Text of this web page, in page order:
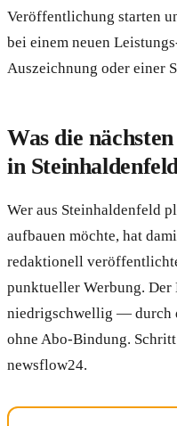
Veröffentlichung starten
bei einem neuen
Auszeichnung oder einer
Was die
in
Wer aus Steinhaldenfeld
aufbauen möchte, hat
redaktionell
punktueller Werbung. Der
niedrigschwellig — durch
ohne Abo-Bindung.
newsflow24.